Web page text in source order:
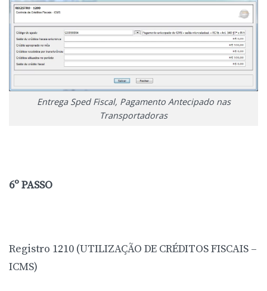
Entrega Sped Fiscal, Pagamento Antecipado nas
Transportadoras
6º PASSO
Registro 1210 (UTILIZAÇÃO DE CRÉDITOS FISCAIS –
ICMS)